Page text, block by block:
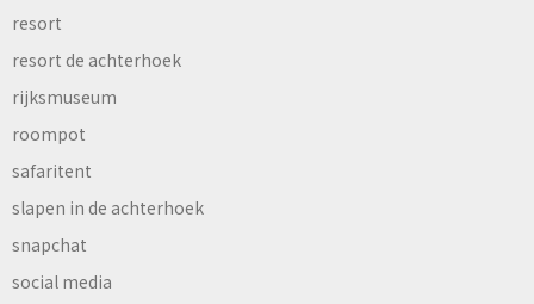
resort
resort de achterhoek
rijksmuseum
roompot
safaritent
slapen in de achterhoek
snapchat
social media